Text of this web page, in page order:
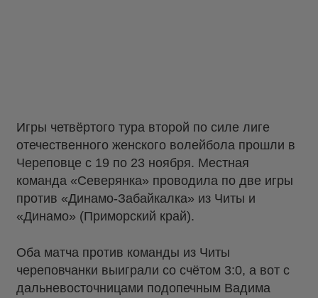
Игры четвёртого тура второй по силе лиге
отечественного женского волейбола прошли в
Череповце с 19 по 23 ноября. Местная
команда «Северянка» проводила по две игры
против «Динамо-Забайкалка» из Читы и
«Динамо» (Приморский край).
Оба матча против команды из Читы
череповчанки выиграли со счётом 3:0, а вот с
дальневосточницами подопечным Вадима